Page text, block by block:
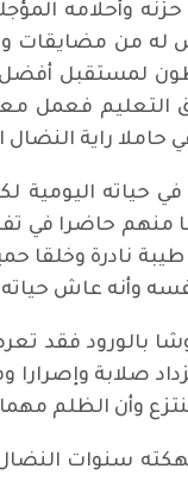
وأحلامه
من مضايقات
لمستقبل أفضل،
التعليم فعمل
حاملا راية
حياته
منهم حاضرا في
نادرة وخلقا
وأنه عاش حياته
بالورود فقد
صلابة وإصرارا
وأن الظلم
سنوات